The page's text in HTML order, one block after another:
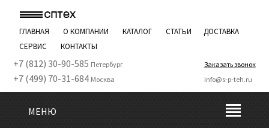
ГЛАВНАЯ О КОМПАНИИ КАТАЛОГ СТАТЬИ
ДОСТАВКА
СЕРВИС
КОНТАКТЫ
+7 (812) 30-90-585 Петербург
+7 (499) 70-31-684 Москва
Заказать звонок
info@s-p-teh.ru
МЕНЮ